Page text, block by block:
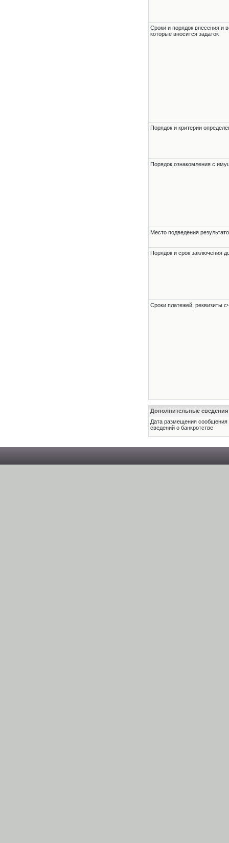
Сроки и порядок внесения и
которые вносится задаток
Порядок и критерии
Порядок ознакомления с
Место подведения
Порядок и срок заключения
Сроки платежей, реквизиты
Дополнительные сведения
Дата размещения
сведений о банкротстве